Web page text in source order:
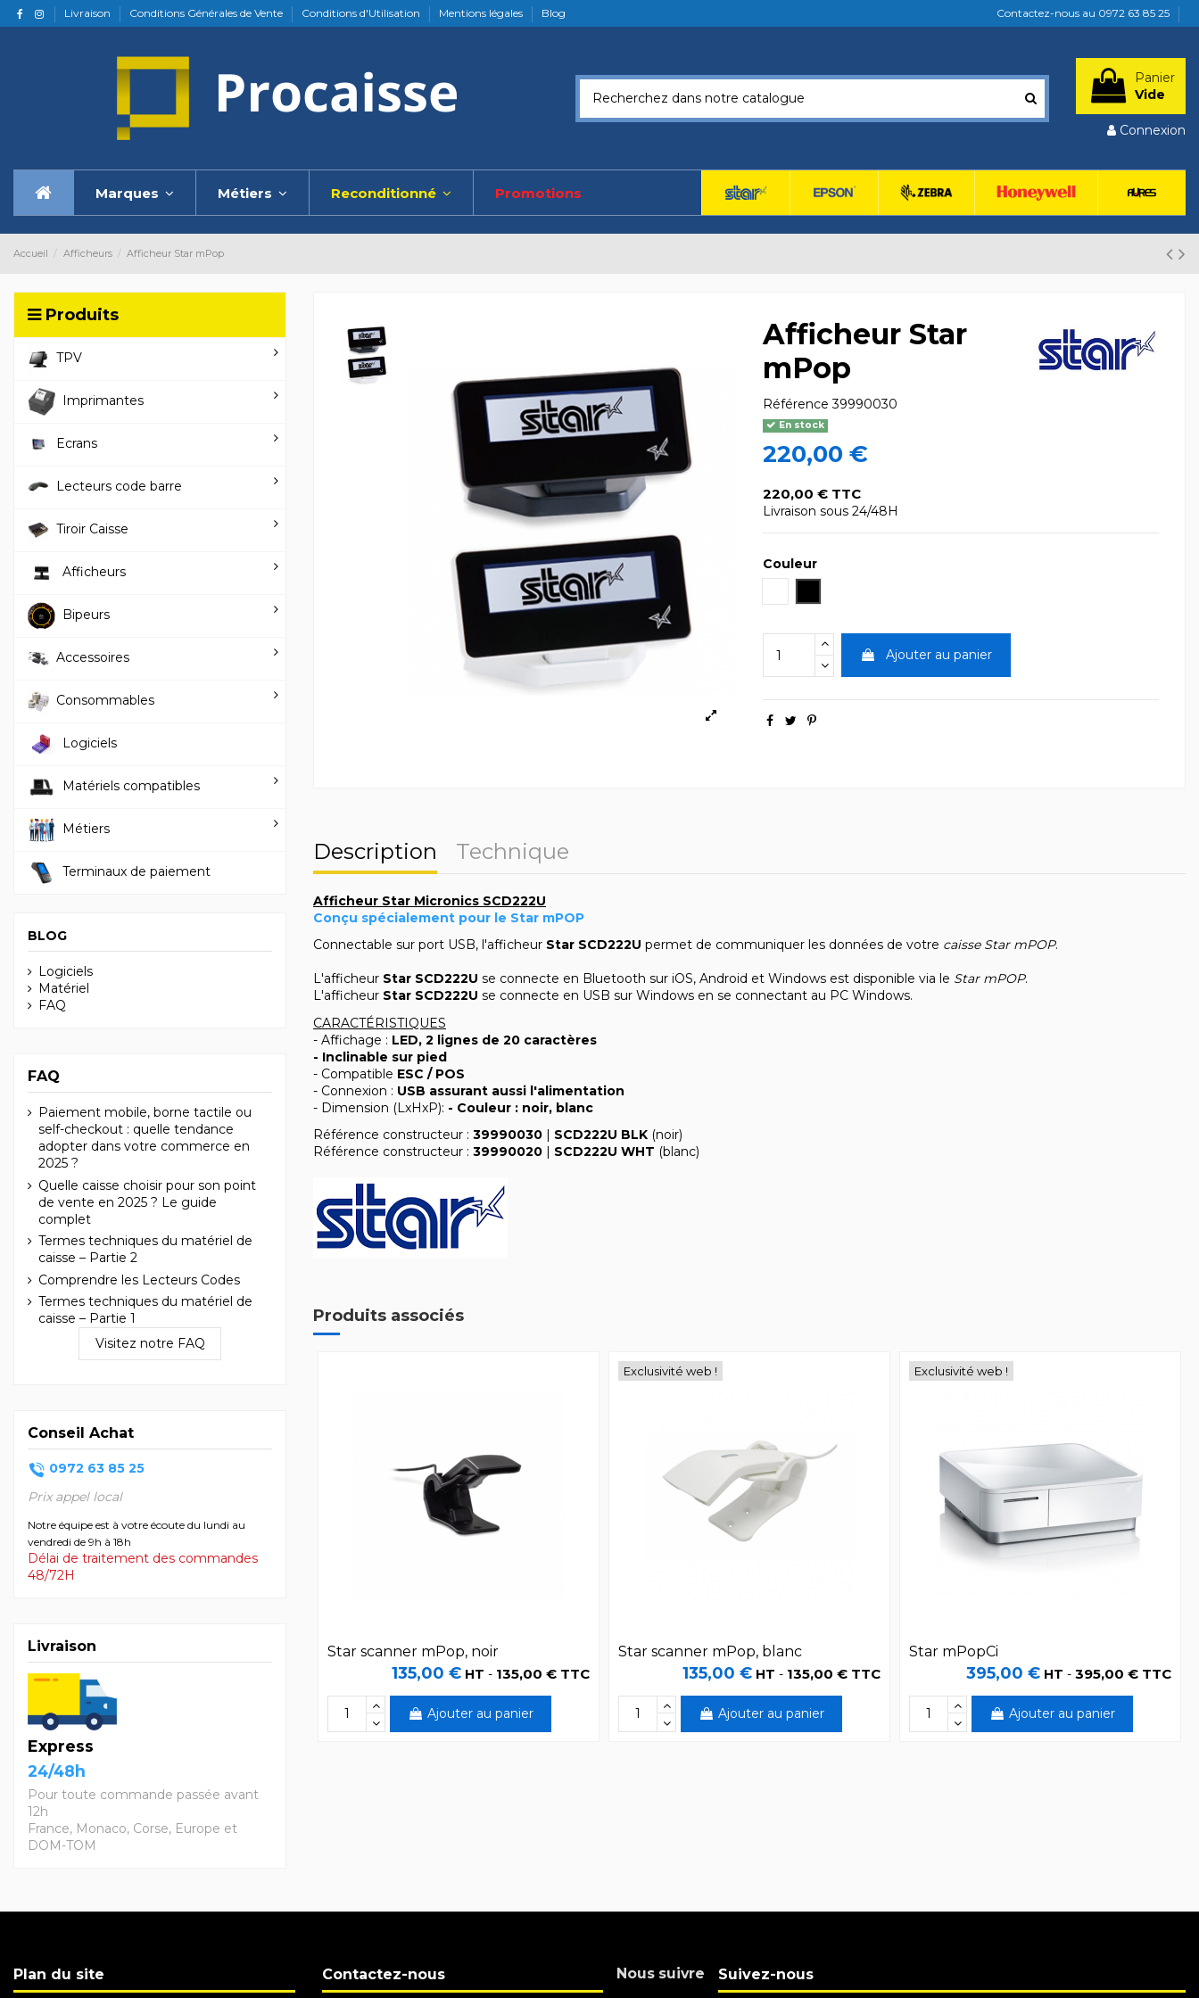
Livraison Conditions Générales de Vente Conditions d'Utilisation Mentions légales Blog Contactez-nous au 0972 63 85 25
Panier
Vide
Connexion
Marques Métiers Reconditionné Promotions
Accueil Afficheurs Afficheur Star mPop
Afficheur Star
mPop
Référence 39990030
En stock
220,00 €
220,00 € TTC
Livraison sous 24/48H
Couleur
Ajouter au panier
Description Technique
Afficheur Star Micronics SCD222U
Conçu spécialement pour le Star mPOP
Connectable sur port USB, l'afficheur Star SCD222U permet de communiquer les données de votre caisse Star mPOP.
L'afficheur Star SCD222U se connecte en Bluetooth sur iOS, Android et Windows est disponible via le Star mPOP.
L'afficheur Star SCD222U se connecte en USB sur Windows en se connectant au PC Windows.
CARACTÉRISTIQUES
- Affichage : LED, 2 lignes de 20 caractères
- Inclinable sur pied
- Compatible ESC / POS
- Connexion : USB assurant aussi l'alimentation
- Dimension (LxHxP): - Couleur : noir, blanc
Référence constructeur : 39990030 | SCD222U BLK (noir)
Référence constructeur : 39990020 | SCD222U WHT (blanc)
Produits associés
Star scanner mPop, noir
135,00 € HT - 135,00 € TTC
Ajouter au panier
Exclusivité web !
Star scanner mPop, blanc
135,00 € HT - 135,00 € TTC
Ajouter au panier
Exclusivité web !
Star mPopCi
395,00 € HT - 395,00 € TTC
Ajouter au panier
Produits
TPV
Imprimantes
Ecrans
Lecteurs code barre
Tiroir Caisse
Afficheurs
Bipeurs
Accessoires
Consommables
Logiciels
Matériels compatibles
Métiers
Terminaux de paiement
BLOG
Logiciels
Matériel
FAQ
FAQ
Paiement mobile, borne tactile ou
self-checkout : quelle tendance
adopter dans votre commerce en
2025 ?
Quelle caisse choisir pour son point
de vente en 2025 ? Le guide
complet
Termes techniques du matériel de
caisse – Partie 2
Comprendre les Lecteurs Codes
Termes techniques du matériel de
caisse – Partie 1
Visitez notre FAQ
Conseil Achat
0972 63 85 25
Prix appel local
Notre équipe est à votre écoute du lundi au
vendredi de 9h à 18h
Délai de traitement des commandes
48/72H
Livraison
Express
24/48h
Pour toute commande passée avant
12h
France, Monaco, Corse, Europe et
DOM-TOM
Plan du site Contactez-nous Nous suivre Suivez-nous